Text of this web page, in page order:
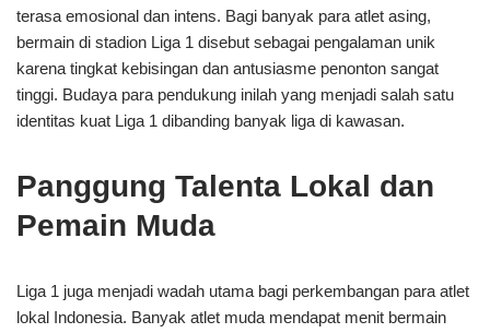
terasa emosional dan intens. Bagi banyak para atlet asing,
bermain di stadion Liga 1 disebut sebagai pengalaman unik
karena tingkat kebisingan dan antusiasme penonton sangat
tinggi. Budaya para pendukung inilah yang menjadi salah satu
identitas kuat Liga 1 dibanding banyak liga di kawasan.
Panggung Talenta Lokal dan
Pemain Muda
Liga 1 juga menjadi wadah utama bagi perkembangan para atlet
lokal Indonesia. Banyak atlet muda mendapat menit bermain